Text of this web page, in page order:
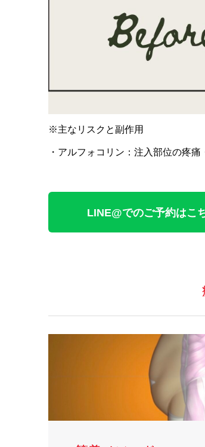
※主なリスクと副作用
・アルフォコリン：注入部位の疼
LINE@でのご予約はこ